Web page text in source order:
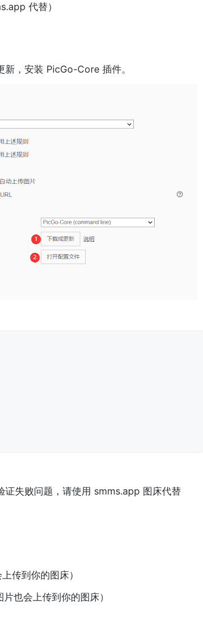
代替）
，安装 PicGo-Core 插件。
证失败问题，请使用 smms.app 图床代替
传到你的图床）
也会上传到你的图床）